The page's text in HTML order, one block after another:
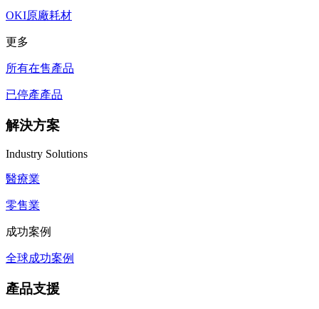
OKI原廠耗材
更多
所有在售產品
已停產產品
解決方案
Industry Solutions
醫療業
零售業
成功案例
全球成功案例
產品支援